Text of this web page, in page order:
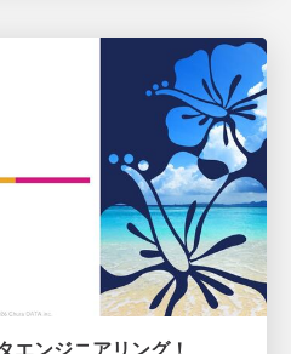
エンジニアリング！